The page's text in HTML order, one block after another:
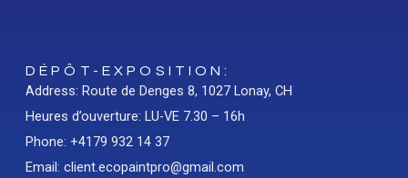
DÉPÔT-EXPOSITION:
Address: Route de Denges 8, 1027 Lonay, CH
Heures d’ouverture: LU-VE 7.30 – 16h
Phone: +4179 932 14 37
Email: client.ecopaintpro@gmail.com